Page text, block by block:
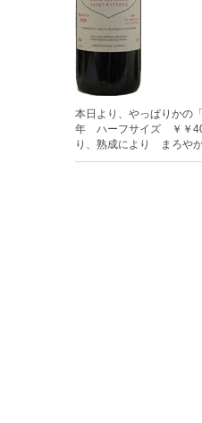
本日より、やっぱりかの
年 ハーフサイズ ￥￥
り、熟成により まろやか